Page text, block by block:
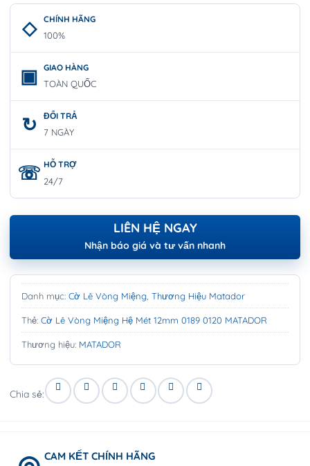
CHÍNH HÃNG
100%
GIAO HÀNG
TOÀN QUỐC
ĐỔI TRẢ
7 NGÀY
HỖ TRỢ
24/7
LIÊN HỆ NGAY
Nhận báo giá và tư vấn nhanh
Danh mục: Cờ Lê Vòng Miệng Thương Hiệu Matador
Thẻ: Cờ Lê Vòng Miệng Hệ Mét 12mm 0189 0120 MATADOR
Thương hiệu: MATADOR
Chia sẻ:
CAM KẾT CHÍNH HÃNG